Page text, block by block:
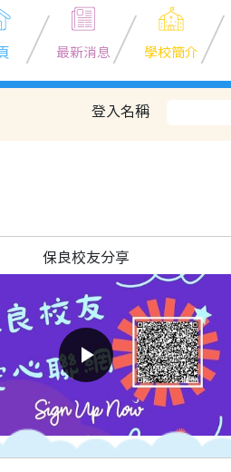
最新消息 學校簡介
登入名稱
保良校友分享